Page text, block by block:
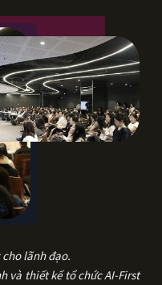
lãnh đạo.
và thiết kế tổ chức AI-First